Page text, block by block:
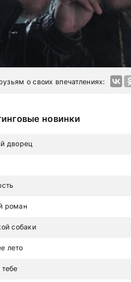
о своих впечатлениях:
новинки
лето
собаки
роман
дворец